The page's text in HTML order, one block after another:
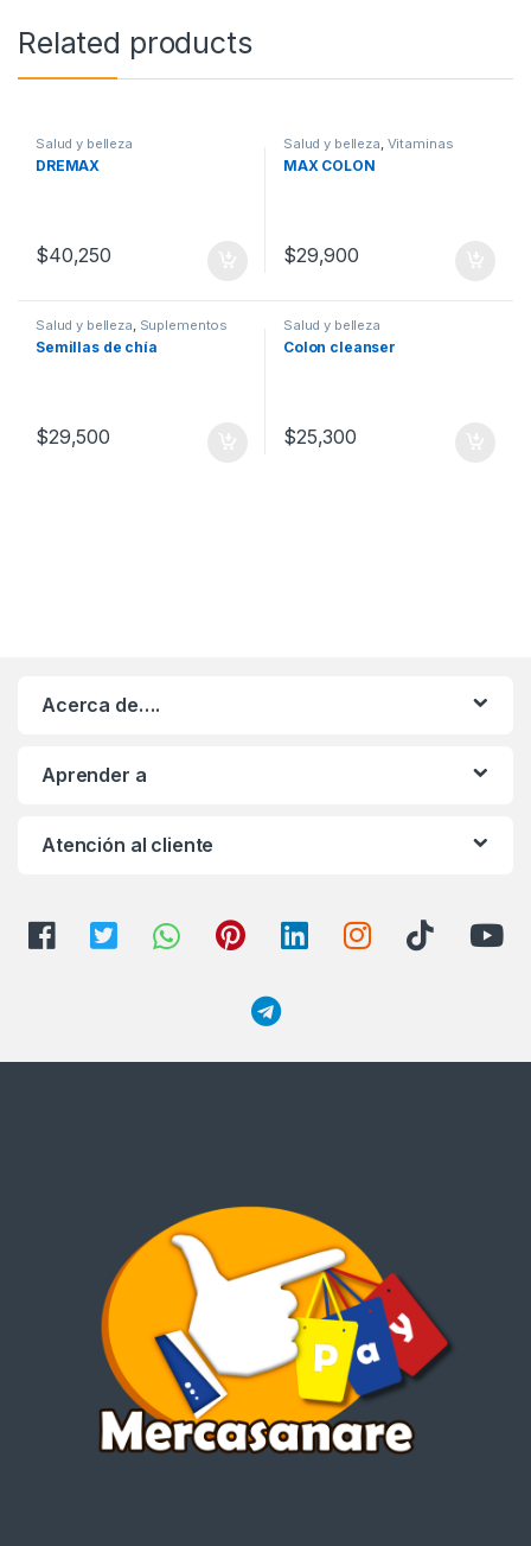
Related products
Salud y belleza
DREMAX
$40,250
Salud y belleza, Vitaminas
MAX COLON
$29,900
Salud y belleza, Suplementos
Semillas de chía
$29,500
Salud y belleza
Colon cleanser
$25,300
Acerca de….
Aprender a
Atención al cliente